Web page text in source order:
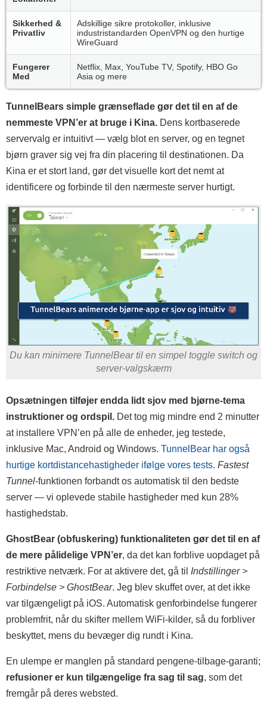
Sikkerhed &
Privatliv
Adskillige sikre protokoller, inklusive
industristandarden OpenVPN og den hurtige
WireGuard
Fungerer
Med
Netflix, Max, YouTube TV, Spotify, HBO Go
Asia og mere
TunnelBears simple grænseflade gør det til en af de
nemmeste VPN’er at bruge i Kina. Dens kortbaserede
servervalg er intuitivt — vælg blot en server, og en tegnet
bjørn graver sig vej fra din placering til destinationen. Da
Kina er et stort land, gør det visuelle kort det nemt at
identificere og forbinde til den nærmeste server hurtigt.
Du kan minimere TunnelBear til en simpel toggle switch og
server-valgskærm
Opsætningen tilføjer endda lidt sjov med bjørne-tema
instruktioner og ordspil. Det tog mig mindre end 2 minutter
at installere VPN’en på alle de enheder, jeg testede,
inklusive Mac, Android og Windows. TunnelBear har også
hurtige kortdistancehastigheder ifølge vores tests. Fastest
Tunnel-funktionen forbandt os automatisk til den bedste
server — vi oplevede stabile hastigheder med kun 28%
hastighedstab.
GhostBear (obfuskering) funktionaliteten gør det til en af
de mere pålidelige VPN’er, da det kan forblive uopdaget på
restriktive netværk. For at aktivere det, gå til Indstillinger >
Forbindelse > GhostBear. Jeg blev skuffet over, at det ikke
var tilgængeligt på iOS. Automatisk genforbindelse fungerer
problemfrit, når du skifter mellem WiFi-kilder, så du forbliver
beskyttet, mens du bevæger dig rundt i Kina.
En ulempe er manglen på standard pengene-tilbage-garanti;
refusioner er kun tilgængelige fra sag til sag, som det
fremgår på deres websted.